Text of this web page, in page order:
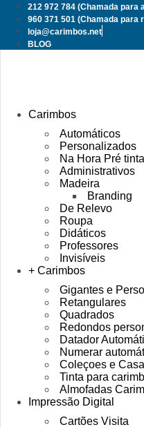
Pular
para
conteúdo
212 972 784 (Chamada para
960 371 501 (Chamada para
loja@carimbos.net
BLOG
Carimbos
Automáticos
Personalizados
Na Hora Pré
Administrativos
Madeira
Branding
De Relevo
Roupa
Didáticos
Professores
Invisíveis
+ Carimbos
Gigantes e
Retangulares
Quadrados
Redondos
Datador
Numerar
Coleçoes e
Tinta para
Almofadas
Impressão Digital
Cartões Visita